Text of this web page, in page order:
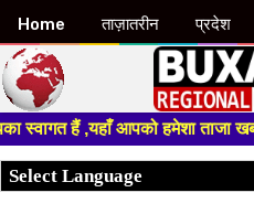
,यहाँ आपको हमेशा ताजा खबरों से
Home ताज़ातरीन प्रदेश